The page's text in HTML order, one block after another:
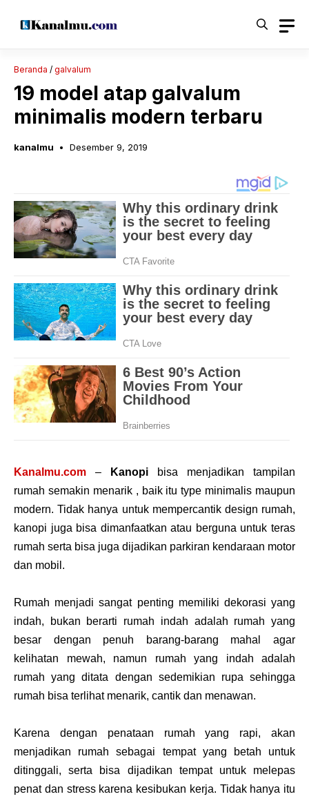
Beranda / galvalum
19 model atap galvalum
minimalis modern terbaru
kanalmu Desember 9, 2019
Kanalmu.com – Kanopi bisa menjadikan tampilan
rumah semakin menarik , baik itu type minimalis maupun
modern. Tidak hanya untuk mempercantik design rumah,
kanopi juga bisa dimanfaatkan atau berguna untuk teras
rumah serta bisa juga dijadikan parkiran kendaraan motor
dan mobil.
Rumah menjadi sangat penting memiliki dekorasi yang
indah, bukan berarti rumah indah adalah rumah yang
besar dengan penuh barang-barang mahal agar
kelihatan mewah, namun rumah yang indah adalah
rumah yang ditata dengan sedemikian rupa sehingga
rumah bisa terlihat menarik, cantik dan menawan.
Karena dengan penataan rumah yang rapi, akan
menjadikan rumah sebagai tempat yang betah untuk
ditinggali, serta bisa dijadikan tempat untuk melepas
penat dan stress karena kesibukan kerja. Tidak hanya itu